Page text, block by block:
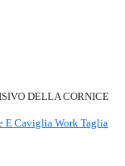
DELLA CORNICE
E Caviglia Work Taglia